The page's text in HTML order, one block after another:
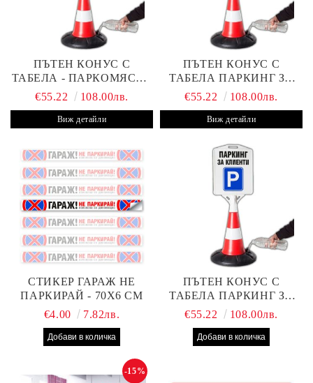
ПЪТЕН КОНУС С
ТАБЕЛА - ПАРКОМЯСТО
(С ВАШАТА ФИРМА)
€55.22 108.00лв.
Виж детайли
ПЪТЕН КОНУС С
ТАБЕЛА ПАРКИНГ ЗА
КЛИЕНТИ С ВАШ ТЕКСТ
€55.22 108.00лв.
Виж детайли
СТИКЕР ГАРАЖ НЕ
ПАРКИРАЙ - 70Х6 СМ
€4.00
7.82лв.
ПЪТЕН КОНУС С
ТАБЕЛА ПАРКИНГ ЗА
КЛИЕНТИ
€55.22 108.00лв.
-15%